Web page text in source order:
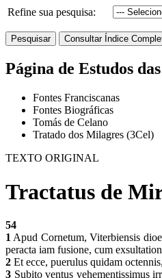
Refine sua pesquisa:
Página de Estudos
Fontes Franciscanas
Fontes Biográficas
Tomás de Celano
Tratado dos Milagres (3Cel)
TEXTO ORIGINAL
Tractatus de
54
1 Apud Cornetum, Viterbiensis
peracta iam fusione, cum
2 Et ecce, puerulus quidam
3 Subito ventus vehementissimus